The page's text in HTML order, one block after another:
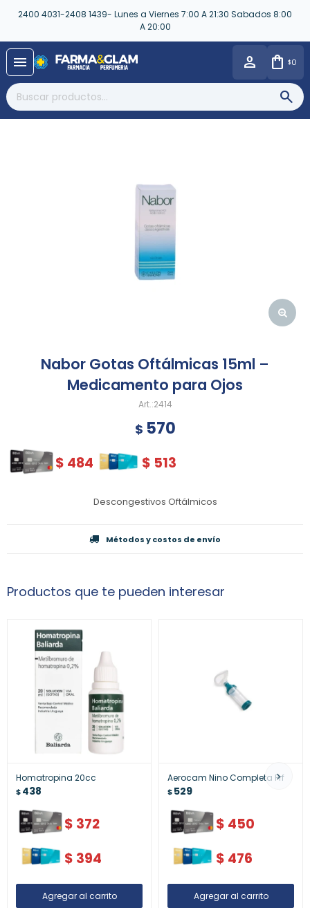
2400 4031-2408 1439- Lunes a Viernes 7:00 A 21:30 Sabados 8:00
A 20:00
menu $0
Nabor Gotas Oftálmicas 15ml –
Medicamento para Ojos
2414
$ 570
$ 484 $ 513
Descongestivos Oftálmicos
Métodos y costos de envío
Productos que te pueden interesar
Homatropina 20cc
$438
$ 372
$ 394
Aerocam Nino Completa Prf
$529
$ 450
$ 476